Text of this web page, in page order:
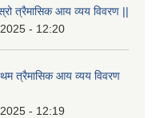
त्रैमासिक आय व्यय विवरण ||
- 12:20
त्रैमासिक आय व्यय विवरण
- 12:19